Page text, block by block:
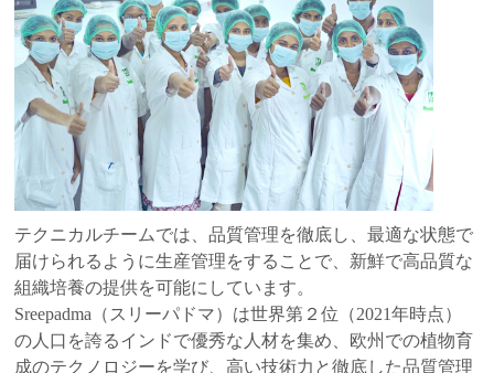
テクニカルチームでは、品質管理を徹底し、最適な状態で
届けられるように生産管理をすることで、新鮮で高品質な
組織培養の提供を可能にしています。
Sreepadma（スリーパドマ）は世界第２位（2021年時点）
の人口を誇るインドで優秀な人材を集め、欧州での植物育
成のテクノロジーを学び、高い技術力と徹底した品質管理